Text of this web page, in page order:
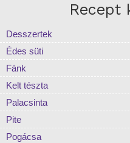
Recept
Desszertek
Édes süti
Fánk
Kelt tészta
Palacsinta
Pite
Pogácsa